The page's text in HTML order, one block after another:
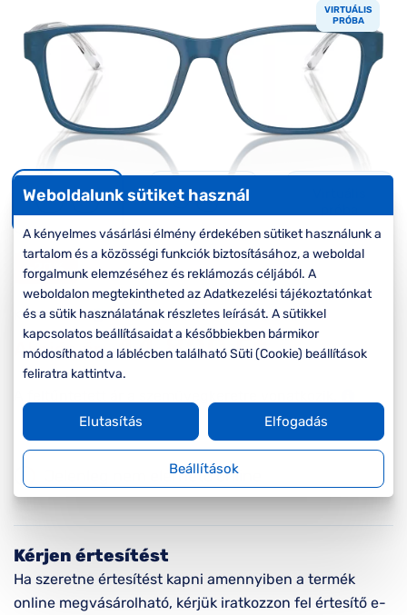
minden
szemüvegekre
Seen Belépőár
VIRTUÁLIS
PRÓBA
-20%
Korábbi ár: 56.000 Ft
Akciós ár: 44.800 Ft
Jelenleg nem elérhető online
Kérjen értesítést
Ha szeretne értesítést kapni amennyiben a termék
online megvásárolható, kérjük iratkozzon fel értesítő e-
Weboldalunk sütiket használ
A kényelmes vásárlási élmény érdekében sütiket használunk a
tartalom és a közösségi funkciók biztosításához, a weboldal
forgalmunk elemzéséhez és reklámozás céljából. A
weboldalon megtekintheted az Adatkezelési tájékoztatónkat
és a sütik használatának részletes leírását. A sütikkel
kapcsolatos beállításaidat a későbbiekben bármikor
módosíthatod a láblécben található Süti (Cookie) beállítások
feliratra kattintva.
Beállítások
Elutasítás Elfogadás